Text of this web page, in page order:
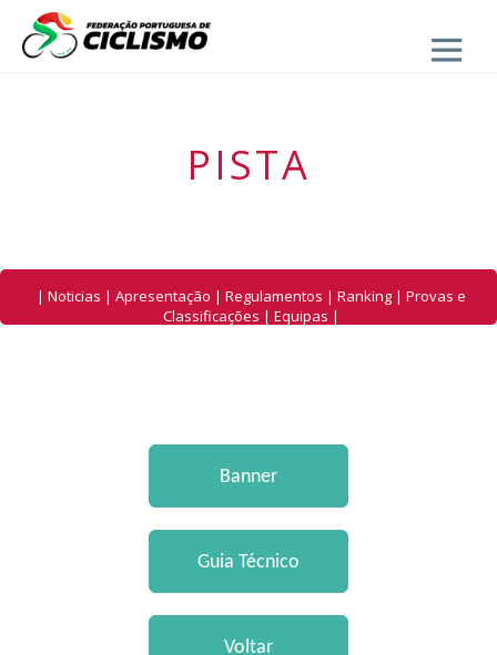
Close
PISTA
| Noticias | Apresentação | Regulamentos | Ranking | Provas e
Classificações | Equipas |